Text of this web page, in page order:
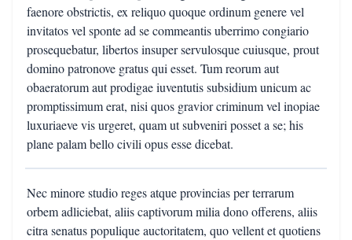
faenore obstrictis, ex reliquo quoque ordinum genere vel
invitatos vel sponte ad se commeantis uberrimo congiario
prosequebatur, libertos insuper servulosque cuiusque, prout
domino patronove gratus qui esset. Tum reorum aut
obaeratorum aut prodigae iuventutis subsidium unicum ac
promptissimum erat, nisi quos gravior criminum vel inopiae
luxuriaeve vis urgeret, quam ut subveniri posset a se; his
plane palam bello civili opus esse dicebat.
Nec minore studio reges atque provincias per terrarum
orbem adliciebat, aliis captivorum milia dono offerens, aliis
citra senatus populique auctoritatem, quo vellent et quotiens